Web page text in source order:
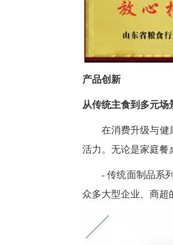
产品创新
从传统主食到多元场
在消费升级与健
活力。无论是家庭餐
- 传统面制品系
众多大型企业、商超